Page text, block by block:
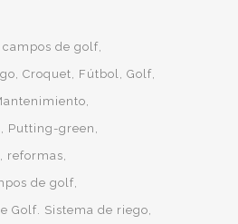
de golf
Croquet Fútbol Golf
Putting-green
reformas
de golf
Golf. Sistema de riego